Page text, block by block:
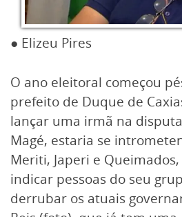
● Elizeu Pires
O ano eleitoral começou
prefeito de Duque de
lançar uma irmã na
Magé, estaria se
Meriti, Japeri e
indicar pessoas do seu
derrubar os atuais